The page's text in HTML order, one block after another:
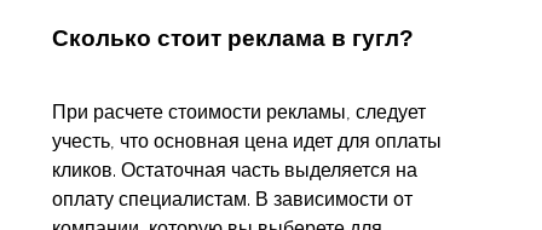
Сколько стоит реклама в гугл?
При расчете стоимости рекламы, следует
учесть, что основная цена идет для оплаты
кликов. Остаточная часть выделяется на
оплату специалистам. В зависимости от